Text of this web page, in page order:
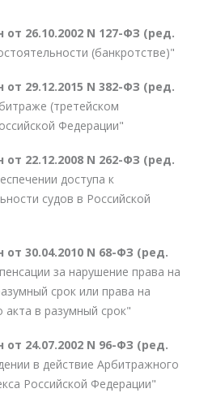
26.10.2002 N 127-ФЗ (ред.
(банкротстве)"
29.12.2015 N 382-ФЗ (ред.
(третейском
Федерации"
22.12.2008 N 262-ФЗ (ред.
доступа к
судов в Российской
30.04.2010 N 68-ФЗ (ред.
за нарушение права на
срок или права на
акта в разумный срок"
24.07.2002 N 96-ФЗ (ред.
в действие Арбитражного
Российской Федерации"